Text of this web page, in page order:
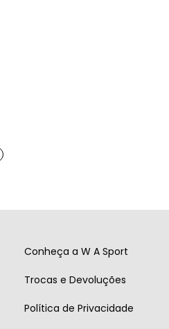
Conheça a W A Sport
Trocas e Devoluções
Política de Privacidade